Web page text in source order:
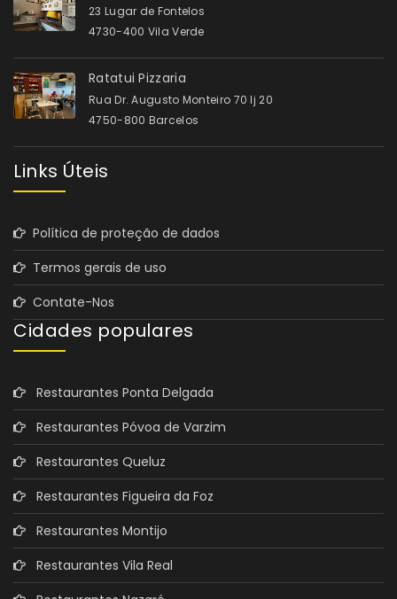
23 Lugar de Fontelos
4730-400 Vila Verde
Ratatui Pizzaria
Rua Dr. Augusto Monteiro 70 lj 20
4750-800 Barcelos
Links Úteis
Política de proteção de dados
Termos gerais de uso
Contate-Nos
Cidades populares
Restaurantes Ponta Delgada
Restaurantes Póvoa de Varzim
Restaurantes Queluz
Restaurantes Figueira da Foz
Restaurantes Montijo
Restaurantes Vila Real